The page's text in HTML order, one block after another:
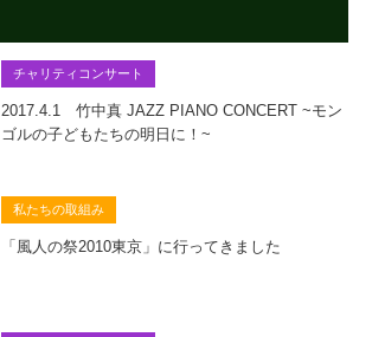
チャリティコンサート
2017.4.1 竹中真 JAZZ PIANO CONCERT ~モン
ゴルの子どもたちの明日に！~
私たちの取組み
「風人の祭2010東京」に行ってきました